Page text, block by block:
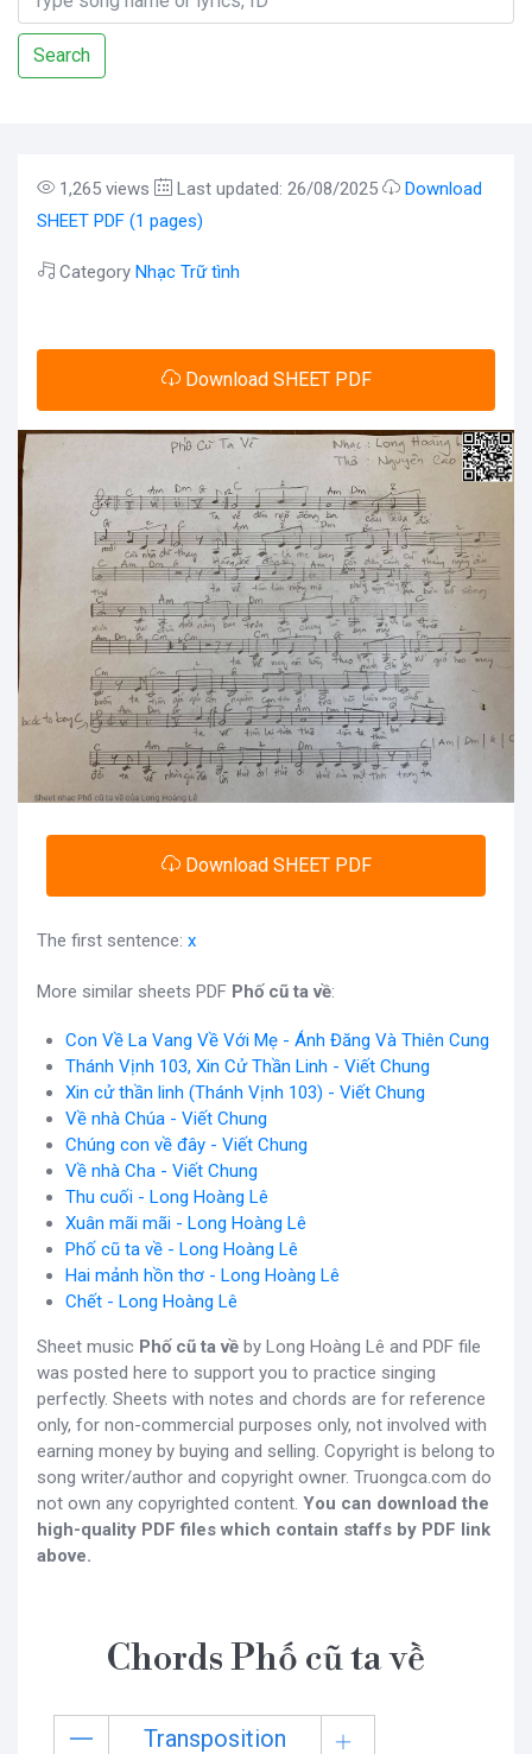
Search
1,265 views Last updated: 26/08/2025
Download
SHEET PDF (1 pages)
Category Nhạc Trữ tình
Download SHEET PDF
Download SHEET PDF
The first sentence: x
More similar sheets PDF Phố cũ ta về:
Con Về La Vang Về Với Mẹ - Ánh Đăng Và Thiên Cung
Thánh Vịnh 103, Xin Cử Thần Linh - Viết Chung
Xin cử thần linh (Thánh Vịnh 103) - Viết Chung
Về nhà Chúa - Viết Chung
Chúng con về đây - Viết Chung
Về nhà Cha - Viết Chung
Thu cuối - Long Hoàng Lê
Xuân mãi mãi - Long Hoàng Lê
Phố cũ ta về - Long Hoàng Lê
Hai mảnh hồn thơ - Long Hoàng Lê
Chết - Long Hoàng Lê
Sheet music Phố cũ ta về by Long Hoàng Lê and PDF file
was posted here to support you to practice singing
perfectly. Sheets with notes and chords are for reference
only, for non-commercial purposes only, not involved with
earning money by buying and selling. Copyright is belong to
song writer/author and copyright owner. Truongca.com do
not own any copyrighted content. You can download the
high-quality PDF files which contain staffs by PDF link
above.
Chords Phố cũ ta về
Transposition